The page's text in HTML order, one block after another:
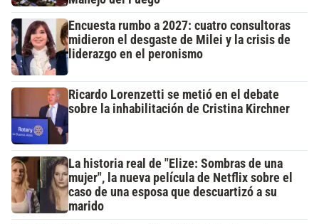
Encuesta rumbo a 2027: cuatro consultoras
midieron el desgaste de Milei y la crisis de
liderazgo en el peronismo
Ricardo Lorenzetti se metió en el debate
sobre la inhabilitación de Cristina Kirchner
La historia real de "Elize: Sombras de una
mujer", la nueva película de Netflix sobre el
caso de una esposa que descuartizó a su
marido